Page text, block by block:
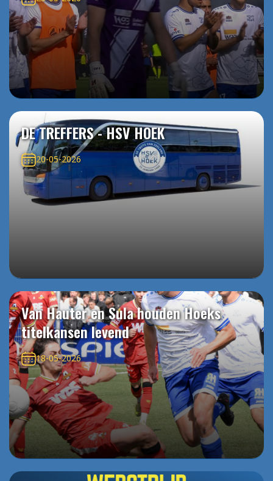
DE TREFFERS - HSV HOEK
20-05-2026
Van Hauter en Sula houden Hoeks
titelkansen levend
18-05-2026